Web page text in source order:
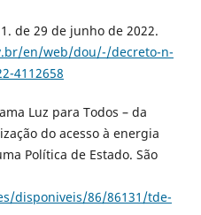
de 29 de junho de 2022.
en/web/dou/-/decreto-n-
4112658
Luz para Todos – da
do acesso à energia
Política de Estado. São
disponiveis/86/86131/tde-